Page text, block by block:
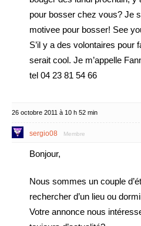
pour bosser chez vous? Je
motivee pour bosser! See
S’il y a des volontaires pour
serait cool. Je m’appelle
tel 04 23 81 54 66
26 octobre 2011 à 10 h 52 min
sergio08 Membre
Bonjour,
Nous sommes un couple
rechercher d’un lieu ou
Votre annonce nous